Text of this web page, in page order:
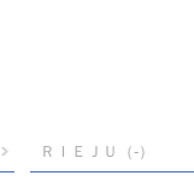
ＲＩＥＪＵ （-）